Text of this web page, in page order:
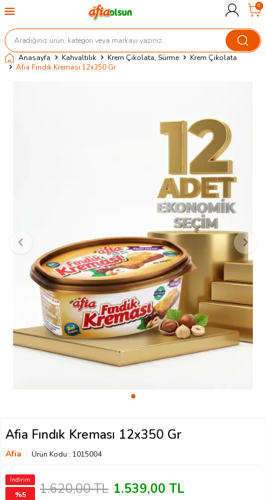
0
Anasayfa Kahvaltılık Krem Çikolata, Sürme
Krem Çikolata
Afia Fındık Kreması 12x350 Gr
Afia Fındık Kreması 12x350 Gr
Afia Ürün Kodu : 1015004
İndirim
%5 1.620,00TL 1.539,00 TL